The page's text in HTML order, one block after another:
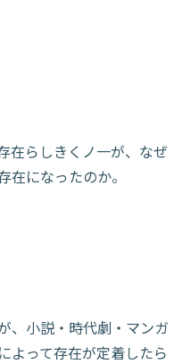
在らしきくノ一が、なぜ
になったのか。
、小説・時代劇・マンガ
よって存在が定着したら